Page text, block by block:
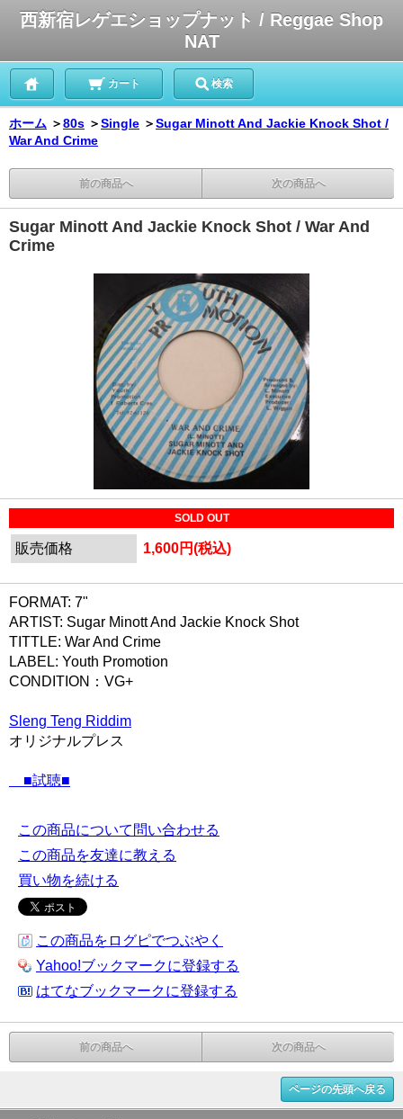
西新宿レゲエショップナット / Reggae Shop
NAT
カート 検索
ホーム ＞80s ＞Single ＞Sugar Minott And Jackie Knock Shot /
War And Crime
前の商品へ 次の商品へ
Sugar Minott And Jackie Knock Shot / War And
Crime
SOLD OUT
販売価格 1,600円(税込)
FORMAT: 7"
ARTIST: Sugar Minott And Jackie Knock Shot
TITTLE: War And Crime
LABEL: Youth Promotion
CONDITION：VG+
Sleng Teng Riddim
オリジナルプレス
■試聴■
この商品について問い合わせる
この商品を友達に教える
買い物を続ける
この商品をログピでつぶやく
Yahoo!ブックマークに登録する
はてなブックマークに登録する
前の商品へ 次の商品へ
ページの先頭へ戻る